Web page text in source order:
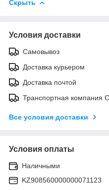
Скрыть
Условия доставки
Самовывоз
Доставка курьером
Доставка почтой
Транспортная компания
Все условия доставки
Условия оплаты
Наличными
KZ908560000000071123